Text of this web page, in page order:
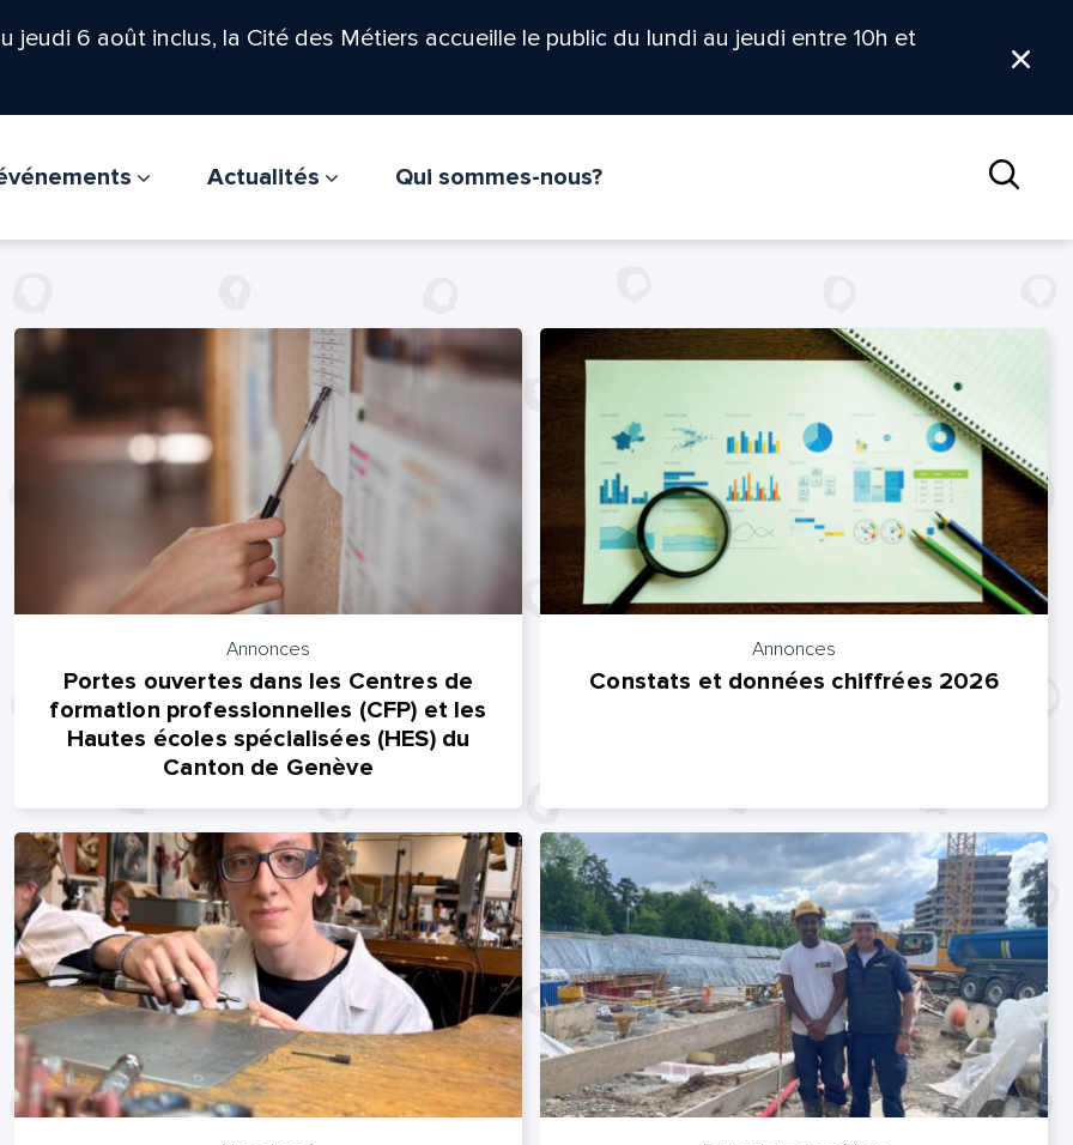
jeudi 6 août inclus, la Cité des Métiers accueille le public du lundi au jeudi entre 10h et
Actualités
Qui sommes-nous?
Annonces
Portes ouvertes dans les Centres de
formation professionnelles (CFP) et les
Hautes écoles spécialisées (HES) du
Canton de Genève
Annonces
Constats et données chiffrées 2026